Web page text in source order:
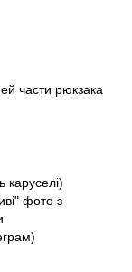
части рюкзака
каруселі)
фото з